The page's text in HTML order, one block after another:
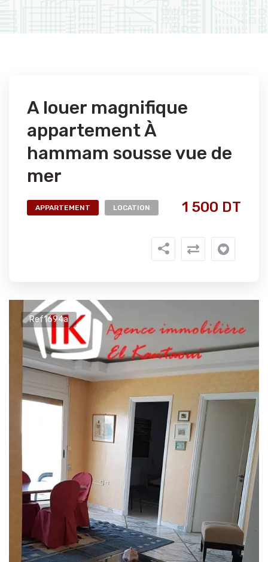
A louer magnifique
appartement À
hammam sousse vue de
mer
APPARTEMENT LOCATION 1 500 DT
Ref1694a